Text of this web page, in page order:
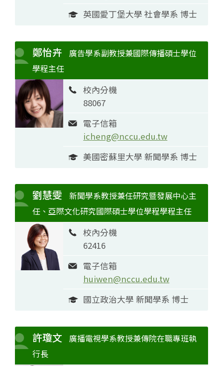
英國愛丁堡大學 社會學系 博士
鄭怡卉
廣告學系副教授兼國際傳播碩士學位
學程主任
校內分機
88067
電子信箱
icheng@nccu.edu.tw
美國密蘇里大學 新聞學系 博士
劉慧雯
新聞學系教授兼任研究暨發展中心主
任、亞際文化研究國際碩士學位學程學程主任
校內分機
62416
電子信箱
huiwen@nccu.edu.tw
國立政治大學 新聞學系 博士
許瓊文
廣播電視學系教授兼傳院在職專班執
行長